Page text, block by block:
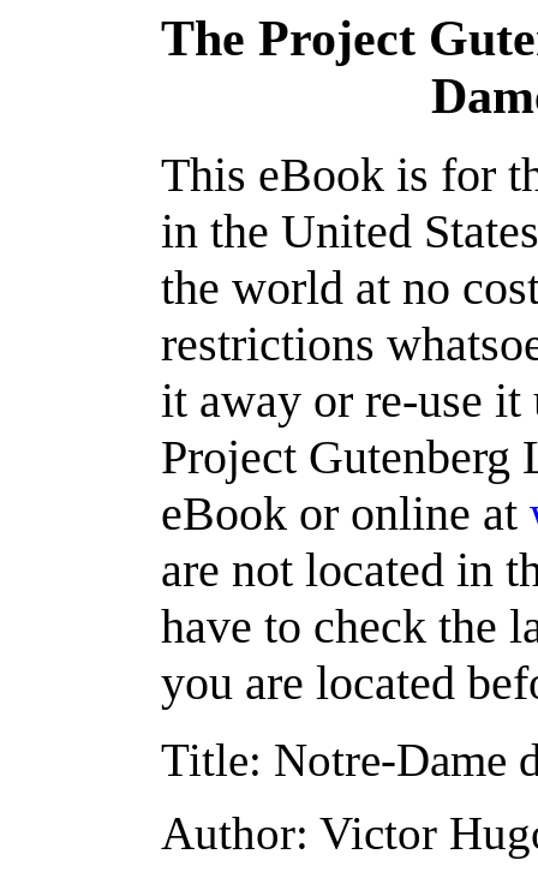
The Project
This eBook is for
in the United
the world at no
restrictions
it away or re-use it
Project Gutenberg
eBook or online at
are not located in
have to check the
you are located
Title: Notre-Dame
Author: Victor